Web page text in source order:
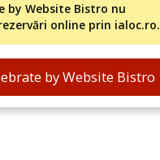
by Website Bistro nu
online prin ialoc.ro.
by Website Bistro